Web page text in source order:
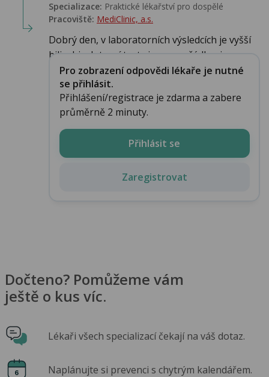
Specializace: Praktické lékařství pro dospělé
Pracoviště: MediClinic, a.s.
Dobrý den, v laboratorních výsledcích je vyšší
bilirubin. Jaterní testy jsou v pořádku, je...
Pro zobrazení odpovědi lékaře je nutné
se přihlásit.
Přihlášení/registrace je zdarma a zabere
průměrně 2 minuty.
Přihlásit se
Zaregistrovat
Dočteno? Pomůžeme vám
ještě o kus víc.
Lékaři všech specializací čekají na váš dotaz.
Naplánujte si prevenci s chytrým kalendářem.